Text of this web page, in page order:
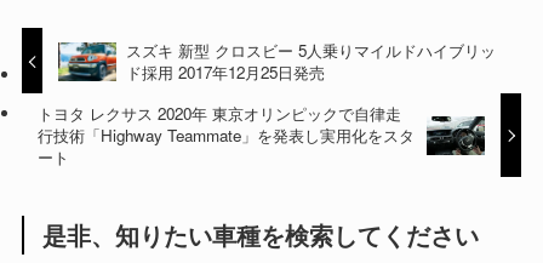
スズキ 新型 クロスビー 5人乗りマイルドハイブリッ
ド採用 2017年12月25日発売
トヨタ レクサス 2020年 東京オリンピックで自律走
行技術「Highway Teammate」を発表し実用化をスタ
ート
是非、知りたい車種を検索してください